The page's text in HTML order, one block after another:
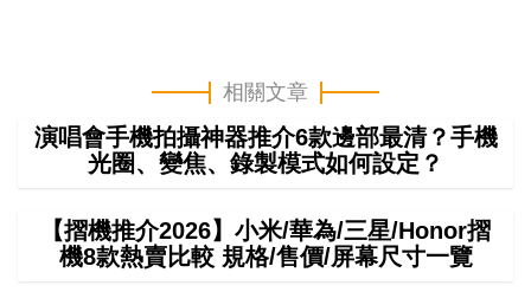
相關文章
演唱會手機拍攝神器推介6款邊部最清？手機
光圈、變焦、錄製模式如何設定？
【摺機推介2026】小米/華為/三星/Honor摺
機8款熱賣比較 規格/售價/屏幕尺寸一覽